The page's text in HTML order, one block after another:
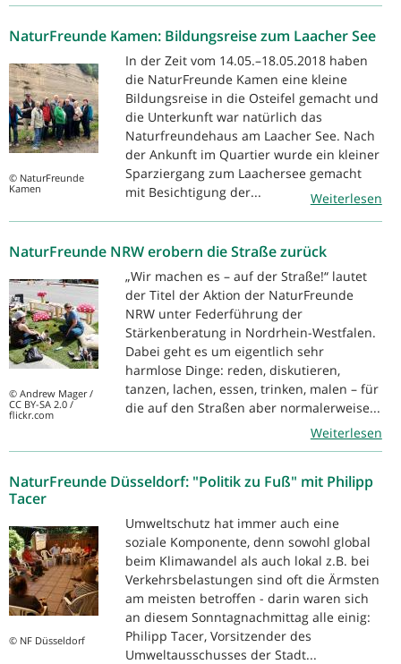
NaturFreunde Kamen: Bildungsreise zum Laacher See
© NaturFreunde
Kamen
In der Zeit vom 14.05.–18.05.2018 haben
die NaturFreunde Kamen eine kleine
Bildungsreise in die Osteifel gemacht und
die Unterkunft war natürlich das
Naturfreundehaus am Laacher See. Nach
der Ankunft im Quartier wurde ein kleiner
Sparziergang zum Laachersee gemacht
mit Besichtigung der...
Weiterlesen
NaturFreunde NRW erobern die Straße zurück
© Andrew Mager /
CC BY-SA 2.0 /
flickr.com
„Wir machen es – auf der Straße!“ lautet
der Titel der Aktion der NaturFreunde
NRW unter Federführung der
Stärkenberatung in Nordrhein-Westfalen.
Dabei geht es um eigentlich sehr
harmlose Dinge: reden, diskutieren,
tanzen, lachen, essen, trinken, malen – für
die auf den Straßen aber normalerweise...
Weiterlesen
NaturFreunde Düsseldorf: "Politik zu Fuß" mit Philipp
Tacer
© NF Düsseldorf
Umweltschutz hat immer auch eine
soziale Komponente, denn sowohl global
beim Klimawandel als auch lokal z.B. bei
Verkehrsbelastungen sind oft die Ärmsten
am meisten betroffen - darin waren sich
an diesem Sonntagnachmittag alle einig:
Philipp Tacer, Vorsitzender des
Umweltausschusses der Stadt...